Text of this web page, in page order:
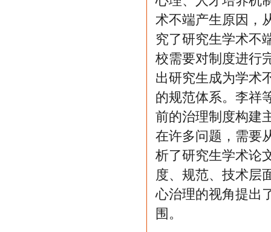
术不端产生原因，
究了研究生学术不
校需要对制度进行
出研究生成为学术
的规范体系。李祥
前的治理制度构建
在许多问题，需要
析了研究生学术论
度、规范、技术层
心治理的视角提出
围。